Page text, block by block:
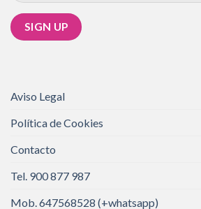
Aviso Legal
Política de Cookies
Contacto
Tel. 900 877 987
Mob. 647568528 (+whatsapp)